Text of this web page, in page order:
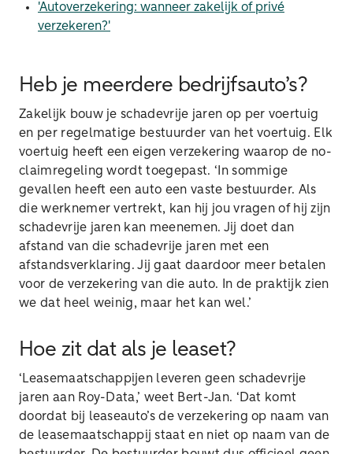
'Autoverzekering: wanneer zakelijk of privé
verzekeren?'
Heb je meerdere bedrijfsauto’s?
Zakelijk bouw je schadevrije jaren op per voertuig
en per regelmatige bestuurder van het voertuig. Elk
voertuig heeft een eigen verzekering waarop de no-
claimregeling wordt toegepast. ‘In sommige
gevallen heeft een auto een vaste bestuurder. Als
die werknemer vertrekt, kan hij jou vragen of hij zijn
schadevrije jaren kan meenemen. Jij doet dan
afstand van die schadevrije jaren met een
afstandsverklaring. Jij gaat daardoor meer betalen
voor de verzekering van die auto. In de praktijk zien
we dat heel weinig, maar het kan wel.’
Hoe zit dat als je leaset?
‘Leasemaatschappijen leveren geen schadevrije
jaren aan Roy-Data,’ weet Bert-Jan. ‘Dat komt
doordat bij leaseauto’s de verzekering op naam van
de leasemaatschappij staat en niet op naam van de